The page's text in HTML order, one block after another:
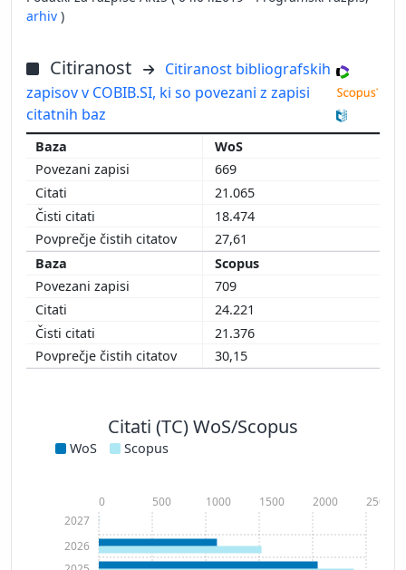
arhiv )
Citiranost
Citiranost bibliografskih
zapisov v COBIB.SI, ki so povezani z zapisi
citatnih baz
WoS
669
21.065
18.474
27,61
Scopus
709
24.221
21.376
30,15
Citati (TC) WoS/Scopus
WoS Scopus
2026
2027
0 500 1000 1500 2000 2500